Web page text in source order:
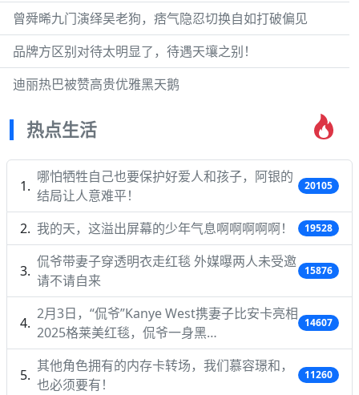
曾舜晞九门演绎吴老狗，痞气隐忍切换自如打破偏见
品牌方区别对待太明显了，待遇天壤之别！
迪丽热巴被赞高贵优雅黑天鹅
热点生活
哪怕牺牲自己也要保护好爱人和孩子，阿银的
结局让人意难平！
20105
我的天，这溢出屏幕的少年气息啊啊啊啊啊！ 19528
侃爷带妻子穿透明衣走红毯 外媒曝两人未受邀
请不请自来
15876
2月3日，“侃爷”Kanye West携妻子比安卡亮相
2025格莱美红毯，侃爷一身黑…
14607
其他角色拥有的内存卡转场，我们慕容璟和，
也必须要有！
11260